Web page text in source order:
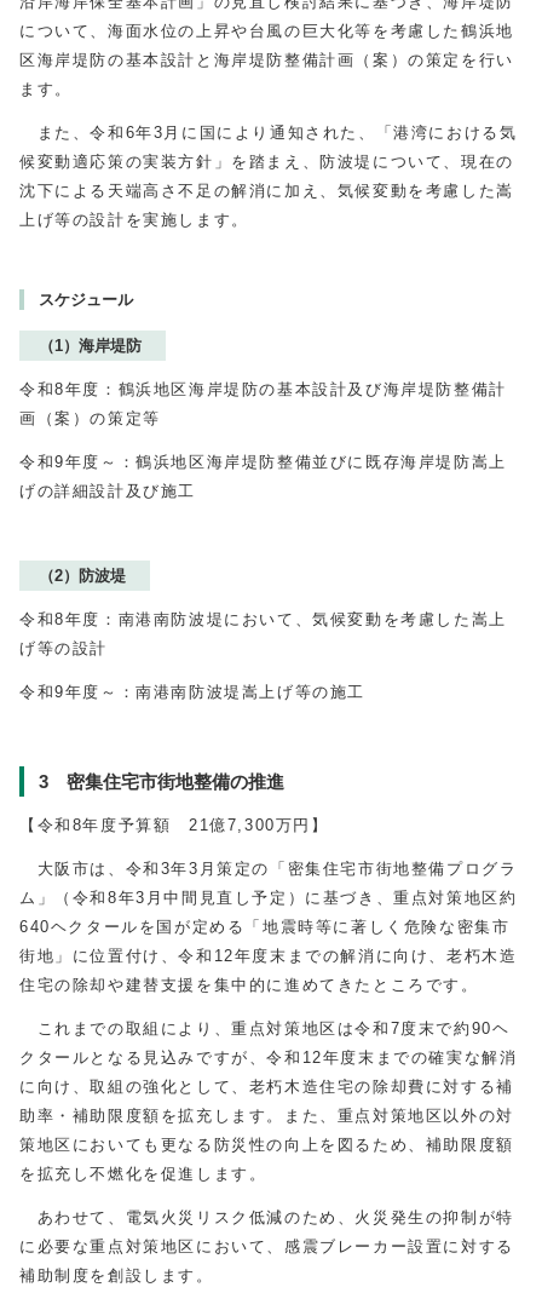
について、海面水位の上昇や台風の巨大化等を考慮した鶴浜地
区海岸堤防の基本設計と海岸堤防整備計画（案）の策定を行い
ます。
また、令和6年3月に国により通知された、「港湾における気
候変動適応策の実装方針」を踏まえ、防波堤について、現在の
沈下による天端高さ不足の解消に加え、気候変動を考慮した嵩
上げ等の設計を実施します。
スケジュール
（1）海岸堤防
令和8年度：鶴浜地区海岸堤防の基本設計及び海岸堤防整備計
画（案）の策定等
令和9年度～：鶴浜地区海岸堤防整備並びに既存海岸堤防嵩上
げの詳細設計及び施工
（2）防波堤
令和8年度：南港南防波堤において、気候変動を考慮した嵩上
げ等の設計
令和9年度～：南港南防波堤嵩上げ等の施工
3 密集住宅市街地整備の推進
【令和8年度予算額 21億7,300万円】
大阪市は、令和3年3月策定の「密集住宅市街地整備プログラ
ム」（令和8年3月中間見直し予定）に基づき、重点対策地区約
640ヘクタールを国が定める「地震時等に著しく危険な密集市
街地」に位置付け、令和12年度末までの解消に向け、老朽木造
住宅の除却や建替支援を集中的に進めてきたところです。
これまでの取組により、重点対策地区は令和7度末で約90ヘ
クタールとなる見込みですが、令和12年度末までの確実な解消
に向け、取組の強化として、老朽木造住宅の除却費に対する補
助率・補助限度額を拡充します。また、重点対策地区以外の対
策地区においても更なる防災性の向上を図るため、補助限度額
を拡充し不燃化を促進します。
あわせて、電気火災リスク低減のため、火災発生の抑制が特
に必要な重点対策地区において、感震ブレーカー設置に対する
補助制度を創設します。